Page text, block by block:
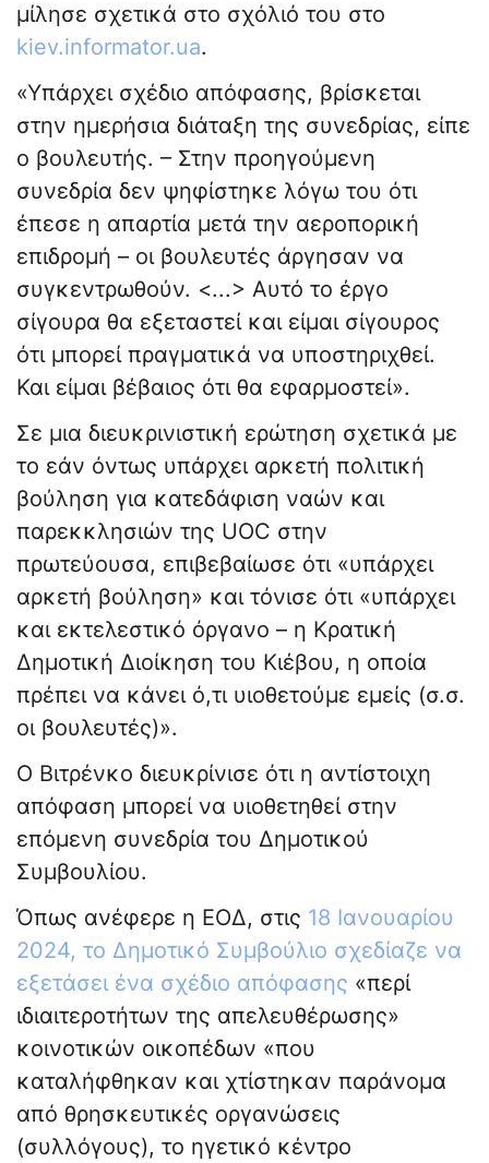
μίλησε σχετικά στο σχόλιό του στο
kiev.informator.ua.
«Υπάρχει σχέδιο απόφασης, βρίσκεται
στην ημερήσια διάταξη της συνεδρίας, είπε
ο βουλευτής. – Στην προηγούμενη
συνεδρία δεν ψηφίστηκε λόγω του ότι
έπεσε η απαρτία μετά την αεροπορική
επιδρομή – οι βουλευτές άργησαν να
συγκεντρωθούν. <...> Αυτό το έργο
σίγουρα θα εξεταστεί και είμαι σίγουρος
ότι μπορεί πραγματικά να υποστηριχθεί.
Και είμαι βέβαιος ότι θα εφαρμοστεί».
Σε μια διευκρινιστική ερώτηση σχετικά με
το εάν όντως υπάρχει αρκετή πολιτική
βούληση για κατεδάφιση ναών και
παρεκκλησιών της UOC στην
πρωτεύουσα, επιβεβαίωσε ότι «υπάρχει
αρκετή βούληση» και τόνισε ότι «υπάρχει
και εκτελεστικό όργανο – η Κρατική
Δημοτική Διοίκηση του Κιέβου, η οποία
πρέπει να κάνει ό,τι υιοθετούμε εμείς (σ.σ.
οι βουλευτές)».
Ο Βιτρένκο διευκρίνισε ότι η αντίστοιχη
απόφαση μπορεί να υιοθετηθεί στην
επόμενη συνεδρία του Δημοτικού
Συμβουλίου.
Όπως ανέφερε η ΕΟΔ, στις 18 Ιανουαρίου
2024, το Δημοτικό Συμβούλιο σχεδίαζε να
εξετάσει ένα σχέδιο απόφασης «περί
ιδιαιτεροτήτων της απελευθέρωσης»
κοινοτικών οικοπέδων «που
καταλήφθηκαν και χτίστηκαν παράνομα
από θρησκευτικές οργανώσεις
(συλλόγους), το ηγετικό κέντρο